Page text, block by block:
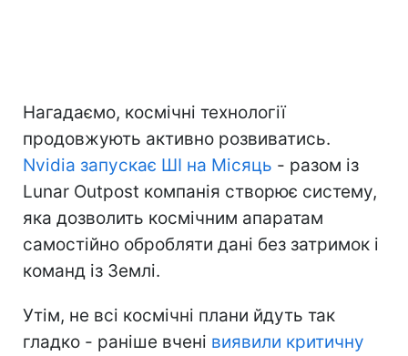
Нагадаємо, космічні технології
продовжують активно розвиватись.
Nvidia запускає ШІ на Місяць - разом із
Lunar Outpost компанія створює систему,
яка дозволить космічним апаратам
самостійно обробляти дані без затримок і
команд із Землі.
Утім, не всі космічні плани йдуть так
гладко - раніше вчені виявили критичну